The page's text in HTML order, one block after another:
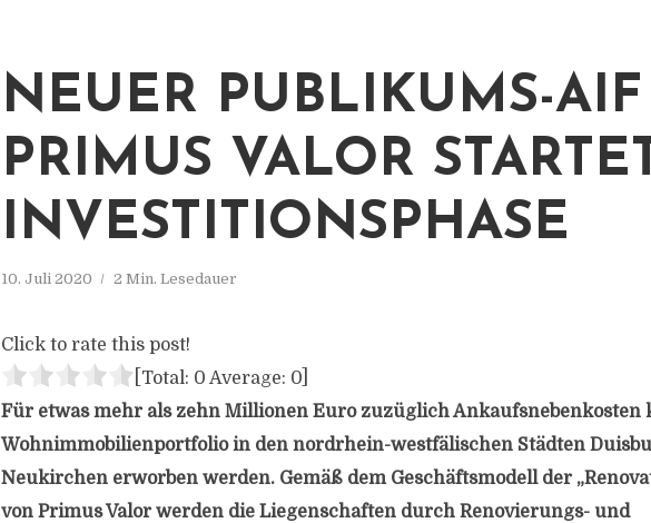
NEUER PUBLIKUMS-
PRIMUS VALOR
INVESTITIONSPHASE
10. Juli 2020 2 Min. Lesedauer
Click to rate this post!
[Total: 0 Average: 0
Für etwas mehr als zehn Millionen Euro zuzüglich Ankaufsnebenkosten
Wohnimmobilienportfolio in den nordrhein-westfälischen Städten
Neukirchen erworben werden. Gemäß dem Geschäftsmodell der
von Primus Valor werden die Liegenschaften durch Renovierungs- und